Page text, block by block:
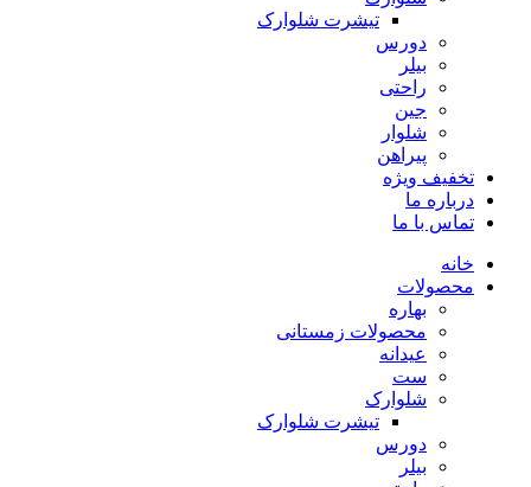
تیشرت شلوارک
دورس
بیلر
راحتی
جین
شلوار
پیراهن
تخفیف ویژه
درباره ما
تماس با ما
خانه
محصولات
بهاره
محصولات زمستانی
عیدانه
ست
شلوارک
تیشرت شلوارک
دورس
بیلر